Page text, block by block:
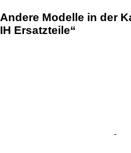
Andere Modelle in der
IH Ersatzteile“